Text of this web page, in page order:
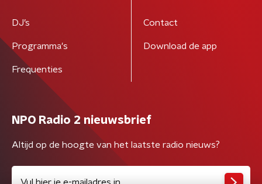
DJ’s
Programma's
Frequenties
Contact
Download de app
NPO Radio 2 nieuwsbrief
Altijd op de hoogte van het laatste radio nieuws?